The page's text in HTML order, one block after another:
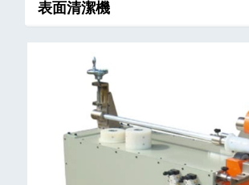
表面清潔機